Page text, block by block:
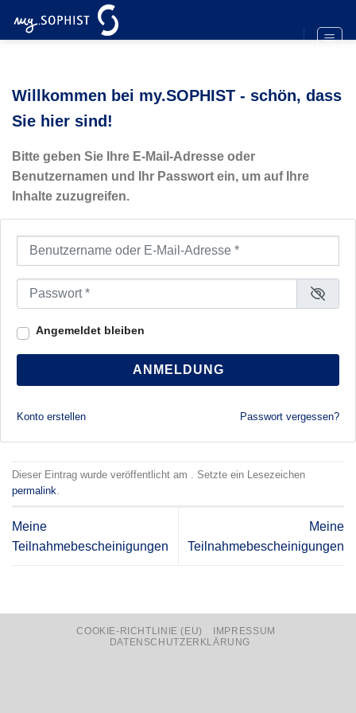
Inhalt
Willkommen bei my.SOPHIST - schön, dass
Sie hier sind!
Bitte geben Sie Ihre E-Mail-Adresse oder
Benutzernamen und Ihr Passwort ein, um auf Ihre
Inhalte zuzugreifen.
Benutzername oder E-Mail-Adresse
Passwort
Angemeldet bleiben
ANMELDUNG
Konto erstellen Passwort vergessen?
Dieser Eintrag wurde veröffentlicht am . Setzte ein Lesezeichen
permalink.
Meine
Teilnahmebescheinigungen
Meine
Teilnahmebescheinigungen
COOKIE-RICHTLINIE (EU)
IMPRESSUM
DATENSCHUTZERKLÄRUNG